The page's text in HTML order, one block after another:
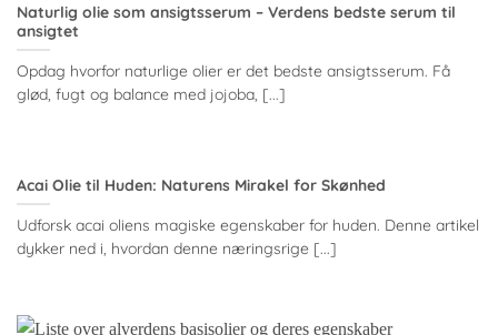
Naturlig olie som ansigtsserum – Verdens bedste serum til
ansigtet
Opdag hvorfor naturlige olier er det bedste ansigtsserum. Få
glød, fugt og balance med jojoba, [...]
Acai Olie til Huden: Naturens Mirakel for Skønhed
Udforsk acai oliens magiske egenskaber for huden. Denne artikel
dykker ned i, hvordan denne næringsrige [...]